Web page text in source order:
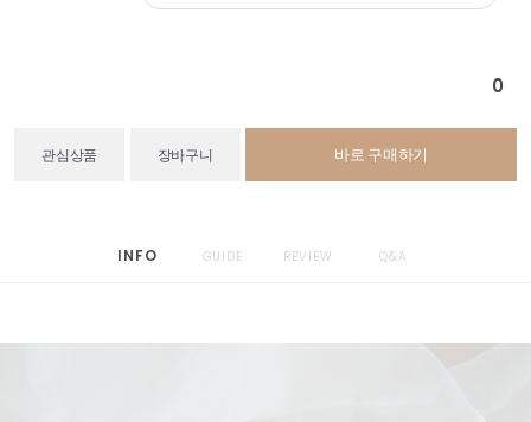
0
관심상품 장바구니 바로 구매하기
INFO GUIDE REVIEW Q&A